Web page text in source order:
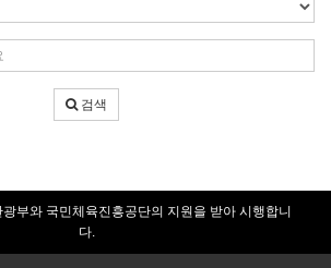
색
조
색
어
입
검색
부와 국민체육진흥공단의 지원을 받아 시행합니
다.